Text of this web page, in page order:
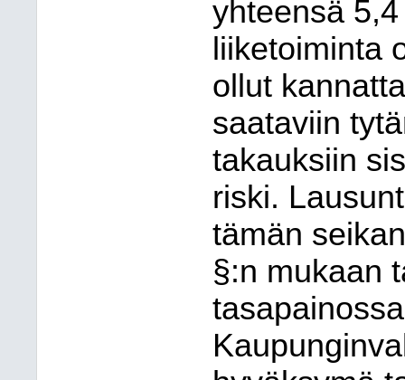
yhteensä
liiketoiminta
ollut
saataviin
takauksiin
riski.
tämän
§:n mukaan